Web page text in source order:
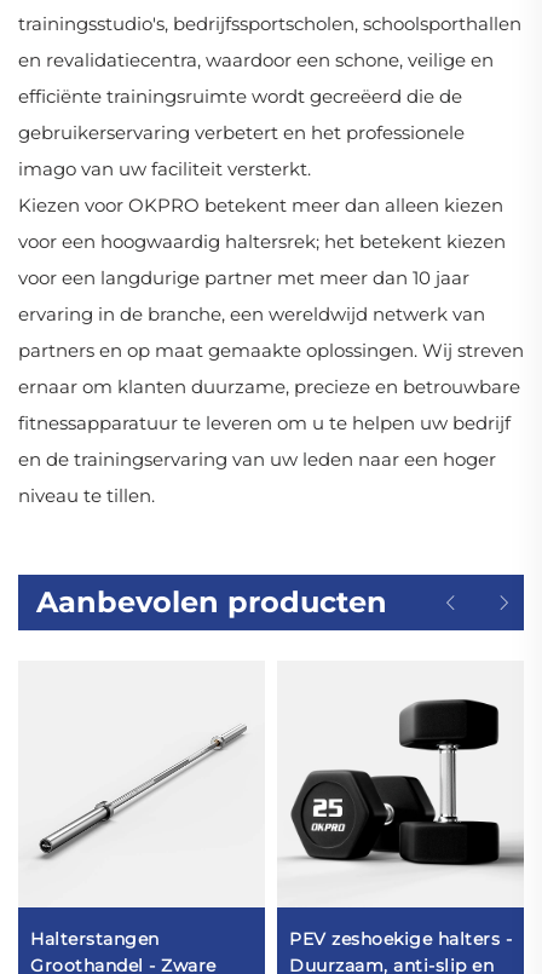
trainingsstudio's, bedrijfssportscholen, schoolsporthallen
en revalidatiecentra, waardoor een schone, veilige en
efficiënte trainingsruimte wordt gecreëerd die de
gebruikerservaring verbetert en het professionele
imago van uw faciliteit versterkt.
Kiezen voor OKPRO betekent meer dan alleen kiezen
voor een hoogwaardig haltersrek; het betekent kiezen
voor een langdurige partner met meer dan 10 jaar
ervaring in de branche, een wereldwijd netwerk van
partners en op maat gemaakte oplossingen. Wij streven
ernaar om klanten duurzame, precieze en betrouwbare
fitnessapparatuur te leveren om u te helpen uw bedrijf
en de trainingservaring van uw leden naar een hoger
niveau te tillen.
Aanbevolen producten
Halterstangen
Groothandel - Zware
PEV zeshoekige halters -
Duurzaam, anti-slip en